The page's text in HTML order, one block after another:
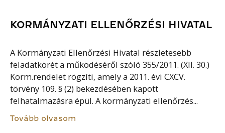
KORMÁNYZATI ELLENŐRZÉSI HIVATAL
A Kormányzati Ellenőrzési Hivatal részletesebb
feladatkörét a működéséről szóló 355/2011. (XII. 30.)
Korm.rendelet rögzíti, amely a 2011. évi CXCV.
törvény 109. § (2) bekezdésében kapott
felhatalmazásra épül. A kormányzati ellenőrzés...
Tovább olvasom